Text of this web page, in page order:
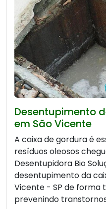
Desentupimento
em São Vicente
A caixa de gordura é
resíduos oleosos
Desentupidora Bio
desentupimento da
Vicente - SP de forma
prevenindo